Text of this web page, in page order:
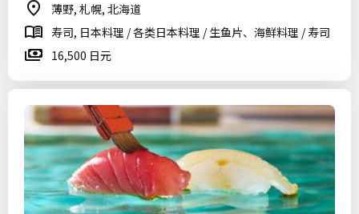
薄野, 札幌, 北海道
寿司, 日本料理 / 各类日本料理 / 生鱼片、海鲜料理 / 寿司
16,500 日元